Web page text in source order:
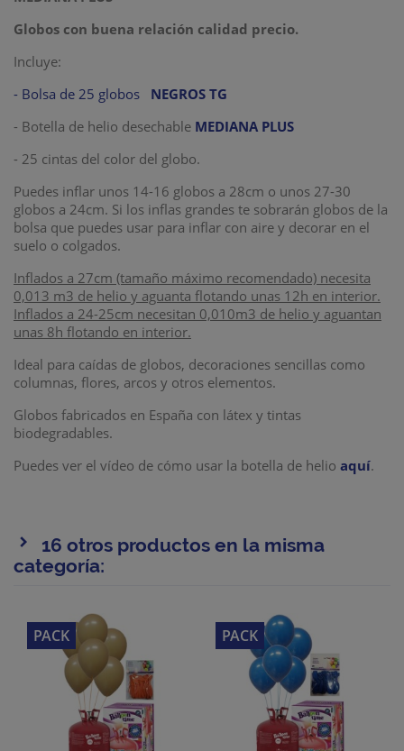
Globos con buena relación calidad precio.
Incluye:
- Bolsa de 25 globos
NEGROS TG
- Botella de helio desechable MEDIANA PLUS
- 25 cintas del color del globo.
Puedes inflar unos 14-16 globos a 28cm o unos 27-30
globos a 24cm. Si los inflas grandes te sobrarán globos de la
bolsa que puedes usar para inflar con aire y decorar en el
suelo o colgados.
Inflados a 27cm (tamaño máximo recomendado) necesita
0,013 m3 de helio y aguanta flotando unas 12h en interior.
Inflados a 24-25cm necesitan 0,010m3 de helio y aguantan
unas 8h flotando en interior.
Ideal para caídas de globos, decoraciones sencillas como
columnas, flores, arcos y otros elementos.
Globos fabricados en España con látex y tintas
biodegradables.
Puedes ver el vídeo de cómo usar la botella de helio aquí.
16 otros productos en la misma
categoría:
PACK PACK